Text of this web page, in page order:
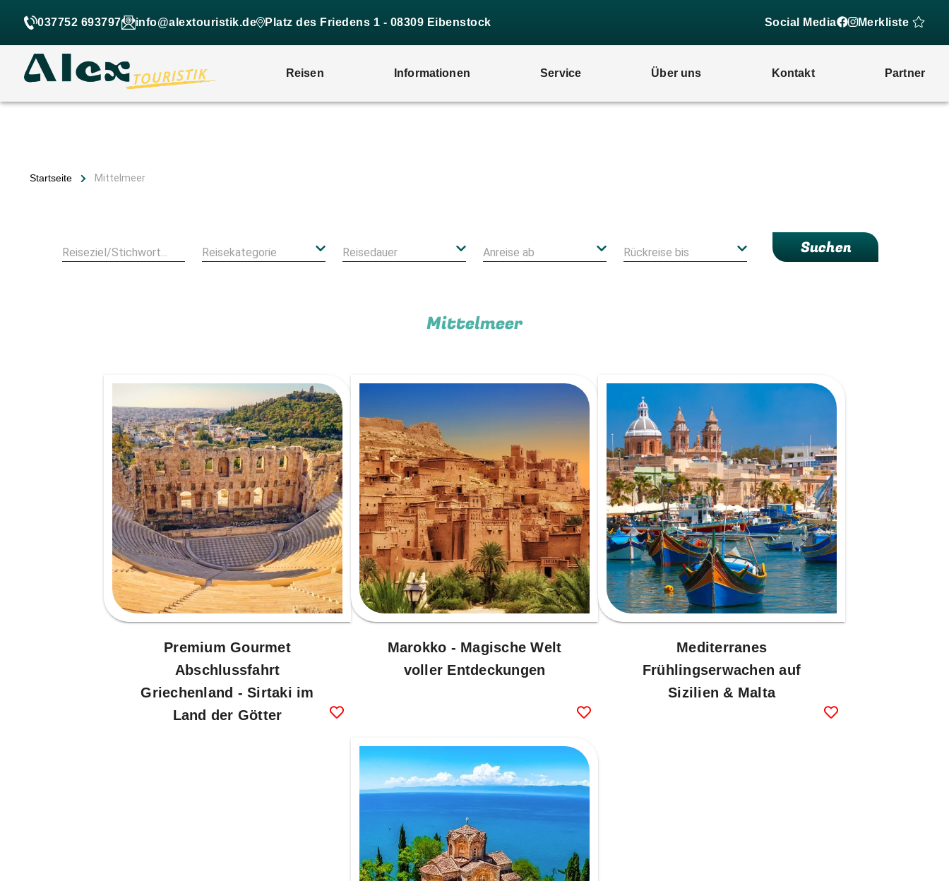
037752 693797 info@alextouristik.de Platz des Friedens 1 - 08309 Eibenstock Social Media Merkliste
Reisen Informationen Service Über uns Kontakt Partner
Startseite Mittelmeer
Suchen
Mittelmeer
Premium Gourmet
Abschlussfahrt
Griechenland - Sirtaki im
Land der Götter
Marokko - Magische Welt
voller Entdeckungen
Mediterranes
Frühlingserwachen auf
Sizilien & Malta